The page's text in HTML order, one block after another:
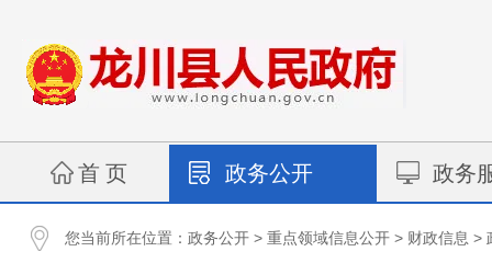
首 页 政务公开 政务
您当前所在位置： 政务公开 > 重点领域信息公开 > 财政信息 >